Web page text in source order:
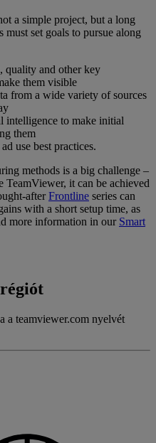
a simple project, but a long
must set goals to pursue along
quality and other key
them visible
from a wide variety of sources
intelligence to make initial
them
use best practices.
methods is a big challenge –
it can be achieved
afterFrontline series can
with a short setup time, as
more information in our Smart
a teamviewer.com nyelvét